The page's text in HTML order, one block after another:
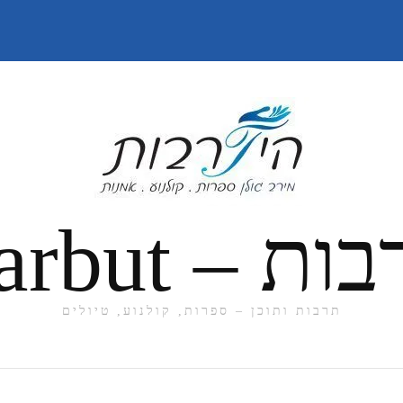
תרבות ותוכן – ספרות, קולנוע, טיולים